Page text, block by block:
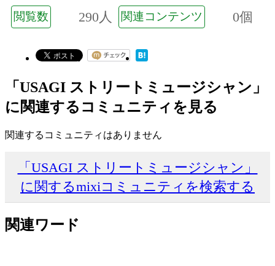
閲覧数 290人 関連コンテンツ 0個
「USAGI ストリートミュージシャン」
に関連するコミュニティを見る
関連するコミュニティはありません
「USAGI ストリートミュージシャン」
に関するmixiコミュニティを検索する
関連ワード